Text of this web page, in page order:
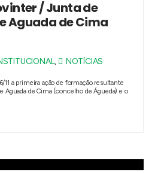
/ Junta de
Aguada de Cima
, NOTÍCIAS
11 a primeira ação de formação resultante
Aguada de Cima (concelho de Águeda) e o